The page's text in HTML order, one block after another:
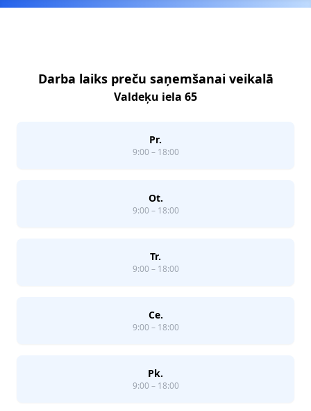
Darba laiks preču saņemšanai veikalā
Valdeķu iela 65
Pr.
9:00 – 18:00
Ot.
9:00 – 18:00
Tr.
9:00 – 18:00
Ce.
9:00 – 18:00
Pk.
9:00 – 18:00